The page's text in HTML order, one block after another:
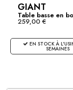
GIANT
Table basse en
noble...
259,00 €
EN STOCK À
SEMAINES